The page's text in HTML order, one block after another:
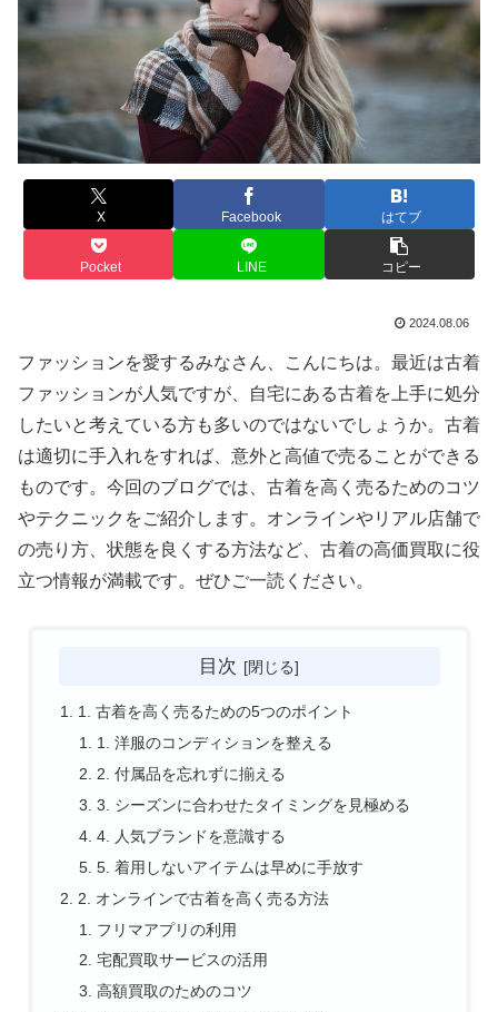
X Facebook はてブ
Pocket LINE コピー
2024.08.06
ファッションを愛するみなさん、こんにちは。最近は古着
ファッションが人気ですが、自宅にある古着を上手に処分
したいと考えている方も多いのではないでしょうか。古着
は適切に手入れをすれば、意外と高値で売ることができる
ものです。今回のブログでは、古着を高く売るためのコツ
やテクニックをご紹介します。オンラインやリアル店舗で
の売り方、状態を良くする方法など、古着の高価買取に役
立つ情報が満載です。ぜひご一読ください。
目次
1. 古着を高く売るための5つのポイント
1. 洋服のコンディションを整える
2. 付属品を忘れずに揃える
3. シーズンに合わせたタイミングを見極める
4. 人気ブランドを意識する
5. 着用しないアイテムは早めに手放す
2. オンラインで古着を高く売る方法
フリマアプリの利用
宅配買取サービスの活用
高額買取のためのコツ